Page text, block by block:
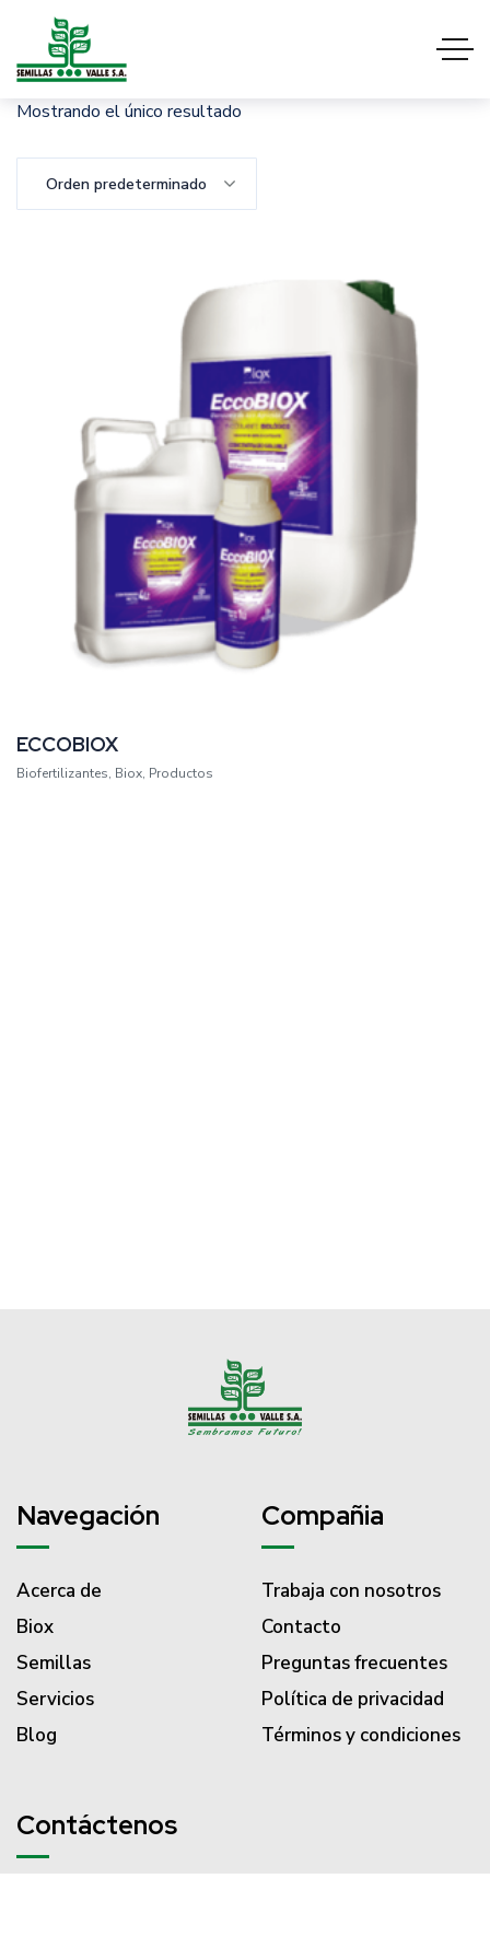
Mostrando el único resultado
Orden predeterminado
ECCOBIOX
Biofertilizantes, Biox, Productos
Navegación
Acerca de
Biox
Semillas
Servicios
Blog
Compañia
Trabaja con nosotros
Contacto
Preguntas frecuentes
Política de privacidad
Términos y condiciones
Contáctenos